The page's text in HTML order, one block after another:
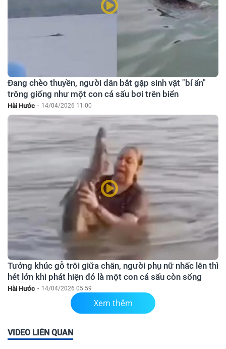
Đang chèo thuyền, người dân bắt gặp sinh vật "bí ẩn"
trông giống như một con cá sấu bơi trên biển
Hài Hước - 14/04/2026 11:00
Tưởng khúc gỗ trôi giữa chân, người phụ nữ nhấc lên thì
hét lớn khi phát hiện đó là một con cá sấu còn sống
Hài Hước - 14/04/2026 05:59
Xem thêm
VIDEO LIÊN QUAN